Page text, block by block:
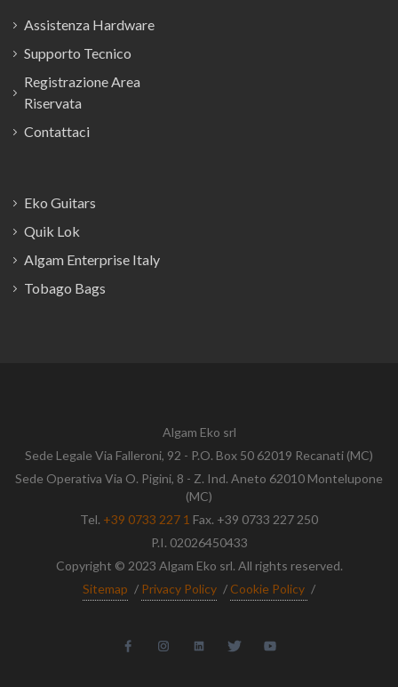
Assistenza Hardware
Supporto Tecnico
Registrazione Area
Riservata
Contattaci
Eko Guitars
Quik Lok
Algam Enterprise Italy
Tobago Bags
Algam Eko srl
Sede Legale Via Falleroni, 92 - P.O. Box 50 62019 Recanati (MC)
Sede Operativa Via O. Pigini, 8 - Z. Ind. Aneto 62010 Montelupone
(MC)
Tel. +39 0733 227 1 Fax. +39 0733 227 250
P.I. 02026450433
Copyright © 2023 Algam Eko srl. All rights reserved.
Sitemap / Privacy Policy / Cookie Policy /